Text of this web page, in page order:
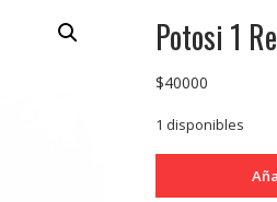
Potosi 1
$40000
1 disponibles